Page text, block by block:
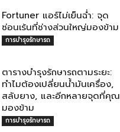
Fortuner แอร์ไม่เย็นฉ่ำ: จุด
ซ่อนเร้นที่ช่างส่วนใหญ่มองข้าม
การบำรุงรักษารถ
ตารางบำรุงรักษารถตามระยะ:
ทำไมต้องเปลี่ยนน้ำมันเครื่อง,
สลับยาง, และอีกหลายจุดที่คุณ
มองข้าม
การบำรุงรักษารถ